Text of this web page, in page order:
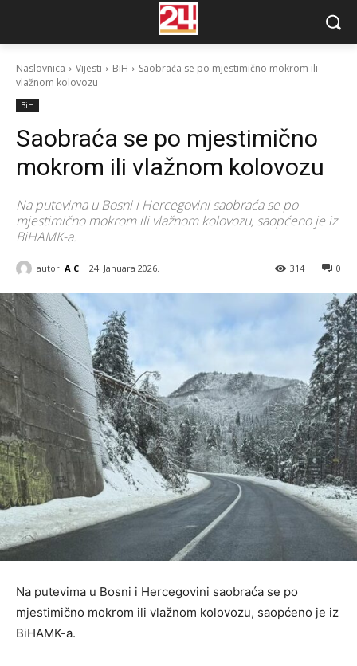
Naslovnica Vijesti BiH
Saobraća se po mjestimično mokrom ili
vlažnom kolovozu
BiH
Saobraća se po mjestimično
mokrom ili vlažnom kolovozu
Na putevima u Bosni i Hercegovini saobraća se po
mjestimično mokrom ili vlažnom kolovozu, saopćeno je iz
BiHAMK-a.
autor: A C 24. Januara 2026. 0
314
Na putevima u Bosni i Hercegovini saobraća se po
mjestimično mokrom ili vlažnom kolovozu, saopćeno je iz
BiHAMK-a.